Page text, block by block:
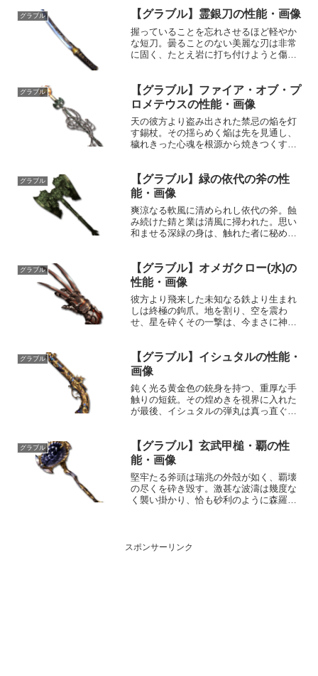
グラブル 【グラブル】霊銀刀の性能・画像
握っていることを忘れさせるほど軽やか
な短刀。曇ることのない美麗な刃は非常
に固く、たとえ岩に打ち付けようと傷一
敵に水属性3.5倍ダメージ〔減衰値
1,685,...
グラブル
【グラブル】ファイア・オブ・プ
ロメテウスの性能・画像
天の彼方より盗み出された禁忌の焔を灯
す錫杖。その揺らめく焔は先を見通し、
穢れきった心魂を根源から焼きつくす。
段階火杖HP攻撃力MAXLv3202430150奥
義フェルラ...
グラブル
【グラブル】緑の依代の斧の性
能・画像
爽涼なる軟風に清められし依代の斧。蝕
み続けた錆と業は清風に掃われた。思い
和ませる深緑の身は、触れた者に秘めら
MAXLv85117575奥義オーラアクス敵に風
属性3.5倍ダメージ...
グラブル
【グラブル】オメガクロー(水)の
性能・画像
彼方より飛来した未知なる鉄より生まれ
しは終極の鉤爪。地を割り、空を震わ
せ、星を砕くその一撃は、今まさに神を
敵に水属性6.5倍ダメージ〔減衰値
1,685,0...
グラブル
【グラブル】イシュタルの性能・
画像
鈍く光る黄金色の銃身を持つ、重厚な手
触りの短銃。その煌めきを視界に入れた
が最後、イシュタルの弾丸は真っ直ぐに
MAXLv2103310150奥義ディバインシェ
ル敵に闇属性5.0倍...
グラブル
【グラブル】玄武甲槌・覇の性
能・画像
堅牢たる斧頭は瑞兆の外殻が如く、覇壊
の尽くを砕き毀す。激甚な波濤は幾度な
く襲い掛かり、恰も砂利のように森羅万
ージ〔...
スポンサーリンク